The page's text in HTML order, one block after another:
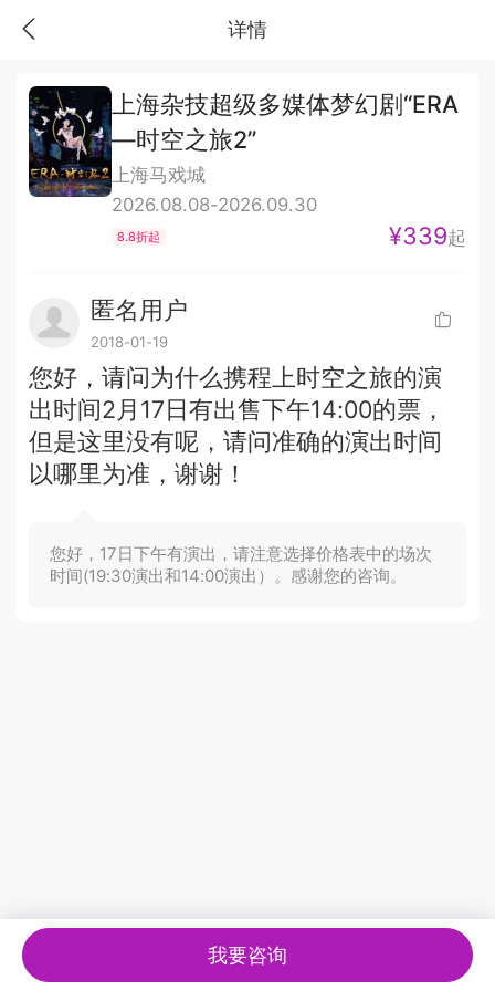
详情
上海杂技超级多媒体梦幻剧“ERA
—时空之旅2”
上海马戏城
2026.08.08-2026.09.30
8.8折起 ¥339起
匿名用户
2018-01-19
您好，请问为什么携程上时空之旅的演
出时间2月17日有出售下午14:00的票，
但是这里没有呢，请问准确的演出时间
以哪里为准，谢谢！
您好，17日下午有演出，请注意选择价格表中的场次
时间(19:30演出和14:00演出）。感谢您的咨询。
我要咨询